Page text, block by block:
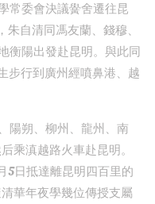
常委會決議黌舍遷往昆
自清同馮友蘭、錢穆、
衡陽出發赴昆明。與此同
步行到廣州經噴鼻港、越
陽朔、柳州、龍州、南
乘滇越路火車赴昆明。
5日抵達離昆明四百里的
華年夜學幾位傳授支屬